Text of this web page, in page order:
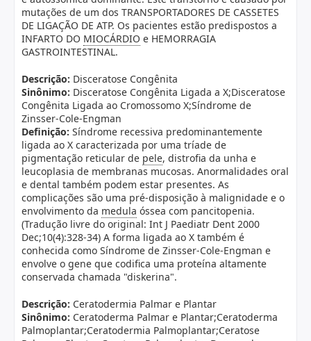
mutações de um dos TRANSPORTADORES DE CASSETES
DE LIGAÇÃO DE ATP. Os pacientes estão predispostos a
INFARTO DO MIOCÁRDIO e HEMORRAGIA
GASTROINTESTINAL.
Descrição: Disceratose Congênita
Sinônimo: Disceratose Congênita Ligada a X;Disceratose
Congênita Ligada ao Cromossomo X;Síndrome de
Zinsser-Cole-Engman
Definição: Síndrome recessiva predominantemente
ligada ao X caracterizada por uma tríade de
pigmentação reticular de pele, distrofia da unha e
leucoplasia de membranas mucosas. Anormalidades oral
e dental também podem estar presentes. As
complicações são uma pré-disposição à malignidade e o
envolvimento da medula óssea com pancitopenia.
(Tradução livre do original: Int J Paediatr Dent 2000
Dec;10(4):328-34) A forma ligada ao X também é
conhecida como Síndrome de Zinsser-Cole-Engman e
envolve o gene que codifica uma proteína altamente
conservada chamada "diskerina".
Descrição: Ceratodermia Palmar e Plantar
Sinônimo: Ceratoderma Palmar e Plantar;Ceratoderma
Palmoplantar;Ceratodermia Palmoplantar;Ceratose